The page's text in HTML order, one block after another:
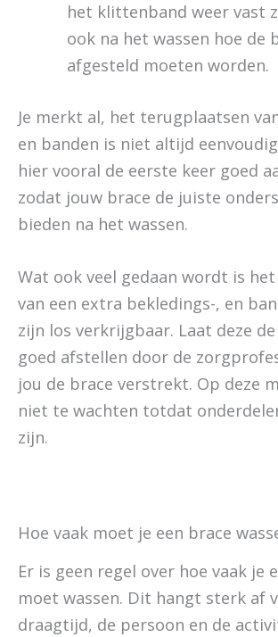
het klittenband weer vast
ook na het wassen hoe de
afgesteld moeten worden.
Je merkt al, het terugplaatsen
en banden is niet altijd
hier vooral de eerste keer goed
zodat jouw brace de juiste
bieden na het wassen.
Wat ook veel gedaan wordt is
van een extra bekledings-, en
zijn los verkrijgbaar. Laat deze
goed afstellen door de
jou de brace verstrekt. Op deze
niet te wachten totdat
zijn.
Hoe vaak moet je een brace
Er is geen regel over hoe vaak je
moet wassen. Dit hangt sterk af
draagtijd, de persoon en de